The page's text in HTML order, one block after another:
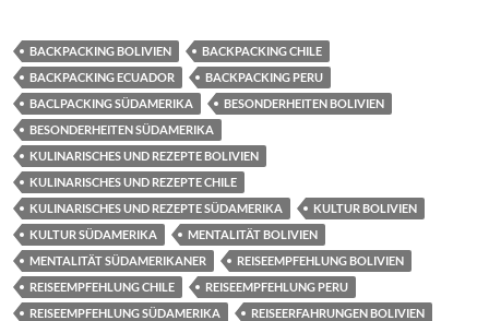
BACKPACKING BOLIVIEN
BACKPACKING CHILE
BACKPACKING ECUADOR
BACKPACKING PERU
BACLPACKING SÜDAMERIKA
BESONDERHEITEN BOLIVIEN
BESONDERHEITEN SÜDAMERIKA
KULINARISCHES UND REZEPTE BOLIVIEN
KULINARISCHES UND REZEPTE CHILE
KULINARISCHES UND REZEPTE SÜDAMERIKA
KULTUR BOLIVIEN
KULTUR SÜDAMERIKA
MENTALITÄT BOLIVIEN
MENTALITÄT SÜDAMERIKANER
REISEEMPFEHLUNG BOLIVIEN
REISEEMPFEHLUNG CHILE
REISEEMPFEHLUNG PERU
REISEEMPFEHLUNG SÜDAMERIKA
REISEERFAHRUNGEN BOLIVIEN